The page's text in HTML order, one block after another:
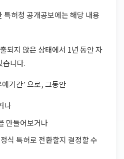
허청 공개공보에는 해당 내용
되지 않은 상태에서 1년 동안 자
습니다.
기간’ 으로, 그동안
나
만들어보거나
식 특허로 전환할지 결정할 수